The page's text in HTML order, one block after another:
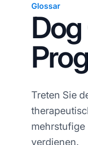
Glossar
Treten Sie
verdienen.